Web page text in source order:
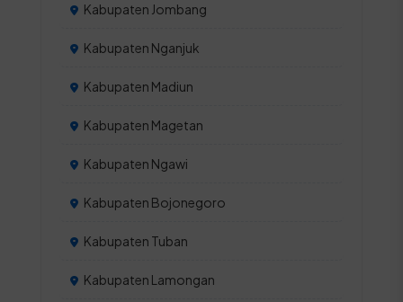
Kabupaten Jombang
Kabupaten Nganjuk
Kabupaten Madiun
Kabupaten Magetan
Kabupaten Ngawi
Kabupaten Bojonegoro
Kabupaten Tuban
Kabupaten Lamongan